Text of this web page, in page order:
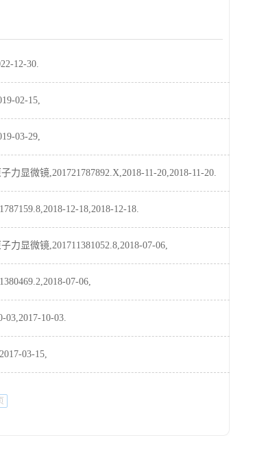
12-30.
02-15,
03-29,
显微镜,201721787892.X,2018-11-20,2018-11-20.
12-18,2018-12-18.
显微镜,201711381052.8,2018-07-06,
07-06,
03,2017-10-03.
03-15,